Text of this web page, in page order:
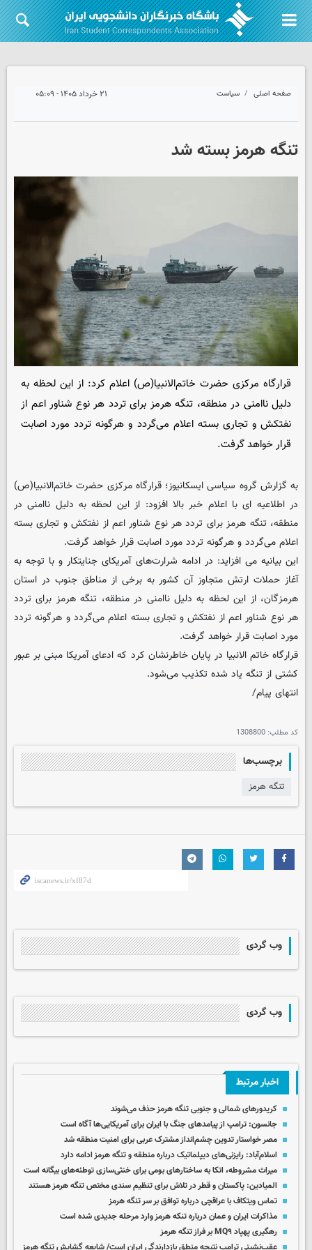
صفحه اصلی سیاست ۲۱ خرداد ۱۴۰۵ - ۰۵:۰۹
تنگه هرمز بسته شد
قرارگاه مرکزی حضرت خاتم‌الانبیا(ص) اعلام کرد: از این لحظه به
دلیل ناامنی در منطقه، تنگه هرمز برای تردد هر نوع شناور اعم از
نفتکش و تجاری بسته اعلام می‌گردد و هرگونه تردد مورد اصابت
قرار خواهد گرفت.
به گزارش گروه سیاسی ایسکانیوز؛ قرارگاه مرکزی حضرت خاتم‌الانبیا(ص)
در اطلاعیه ای با اعلام خبر بالا افزود: از این لحظه به دلیل ناامنی در
منطقه، تنگه هرمز برای تردد هر نوع شناور اعم از نفتکش و تجاری بسته
اعلام می‌گردد و هرگونه تردد مورد اصابت قرار خواهد گرفت.
‌این بیانیه می افزاید: در ادامه شرارت‌های آمریکای جنایتکار و با توجه به
آغاز حملات ارتش متجاوز آن کشور به برخی از مناطق جنوب در استان
هرمزگان، از این لحظه به دلیل ناامنی در منطقه، تنگه هرمز برای تردد
هر نوع شناور اعم از نفتکش و تجاری بسته اعلام می‌گردد و هرگونه تردد
مورد اصابت قرار خواهد گرفت.
‌قرارگاه خاتم الانبیا در پایان خاطرنشان کرد که ادعای آمریکا مبنی بر عبور
کشتی از تنگه یاد شده تکذیب می‌شود.
انتهای پیام/
کد مطلب: 1308800
برچسب‌ها
تنگه هرمز
وب گردی
وب گردی
اخبار مرتبط
کریدورهای شمالی و جنوبی تنگه هرمز حذف می‌شوند
جانسون: ترامپ از پیامدهای جنگ با ایران برای آمریکایی‌ها آگاه است
مصر خواستار تدوین چشم‌انداز مشترک عربی برای امنیت منطقه شد
اسلام‌آباد: رایزنی‌های دیپلماتیک درباره منطقه و تنگه هرمز ادامه دارد
میراث مشروطه، اتکا به ساختارهای بومی برای خنثی‌سازی توطئه‌های بیگانه است
المیادین: پاکستان و قطر در تلاش برای تنظیم سندی مختص تنگه هرمز هستند
تماس ویتکاف با عراقچی درباره توافق بر سر تنگه هرمز
مذاکرات ایران و عمان درباره تنکه هرمز وارد مرحله جدیدی شده است
رهگیری پهپاد MQ۹ بر فراز تنگه هرمز
عقب‌نشینی ترامپ نتیجه منطق بازدارندگی ایران است/ شایعه گشایش تنگه هرمز